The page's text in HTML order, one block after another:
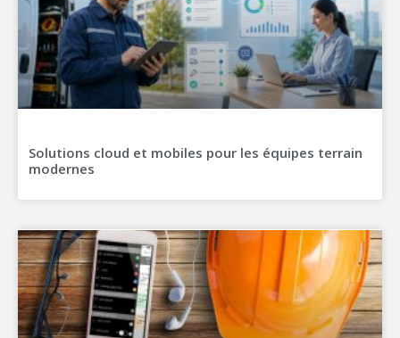
Solutions cloud et mobiles pour les équipes terrain
modernes